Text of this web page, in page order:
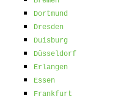
Dortmund
Dresden
Duisburg
Düsseldorf
Erlangen
Essen
Frankfurt